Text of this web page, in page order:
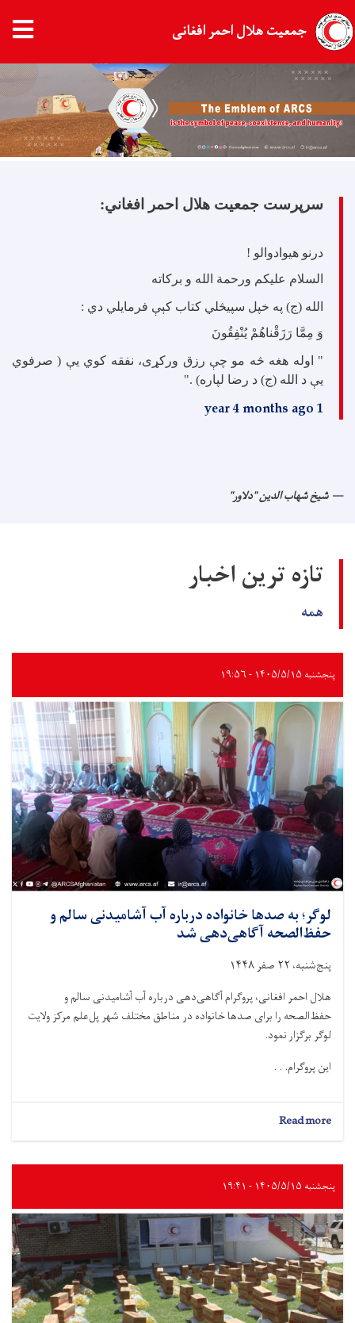
Skip
main
content
جمعیت هلال احمر افغانی
سرپرست جمعیت هلال احمر افغاني:
درنو هیوادوالو !
السلام علیکم ورحمة الله و برکاته
الله (ج) په خپل سپيڅلي کتاب کېې فرمایلي دي :
وَ مِمَّا رَزَقْناهُمْ يُنْفِقُونَ
" اوله هغه څه مو چې رزق ورکړی، نفقه کوي یې ( صرفوي
یې د الله (ج) د رضا لپاره) ."
1 year 4 months ago
شیخ شهاب الدین "دلاور"
تازه ترین اخبار
همه
پنجشنبه ۱۴۰۵/۵/۱۵ - ۱۹:۵۶
لوگر؛ به صدها خانواده درباره آب آشامیدنی سالم و
حفظ‌الصحه آگاهی‌دهی شد
پنج‌شنبه، ۲۲ صفر ۱۴۴۸
هلال احمر افغانی، پروگرام آگاهی‌دهی درباره آب آشامیدنی سالم و
حفظ‌الصحه را برای صدها خانواده در مناطق مختلف شهر پل‌علم مرکز ولایت
لوگر برگزار نمود.
این پروگرام. . .
Read more
لوگر؛
صدها
خانواده
آب
آشامیدنی
سالم
و
حفظ‌الصحه
آگاهی‌دهی
شد
پنجشنبه ۱۴۰۵/۵/۱۵ - ۱۹:۴۱